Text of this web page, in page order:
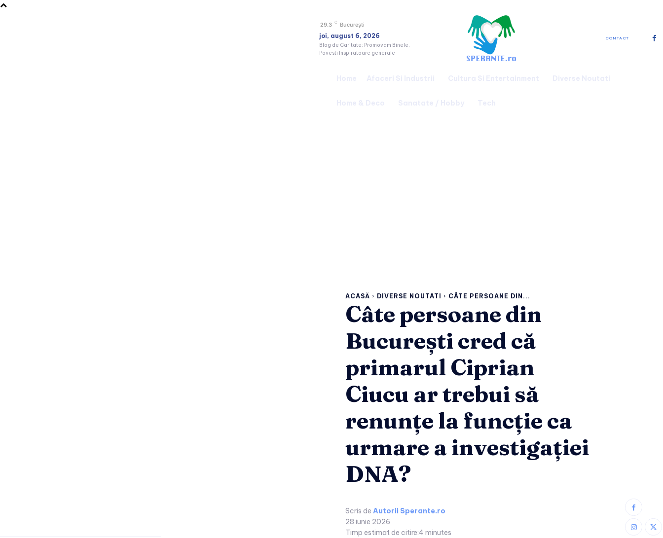
29.3 C București
joi, august 6, 2026
Blog de Caritate: Promovam Binele,
Povesti Inspiratoare generale
CONTACT
ACASĂ DIVERSE NOUTATI CÂTE PERSOANE DIN...
Câte persoane din
București cred că
primarul Ciprian
Ciucu ar trebui să
renunțe la funcție ca
urmare a investigației
DNA?
Scris de Autorii Sperante.ro
28 iunie 2026
Timp estimat de citire:4 minutes